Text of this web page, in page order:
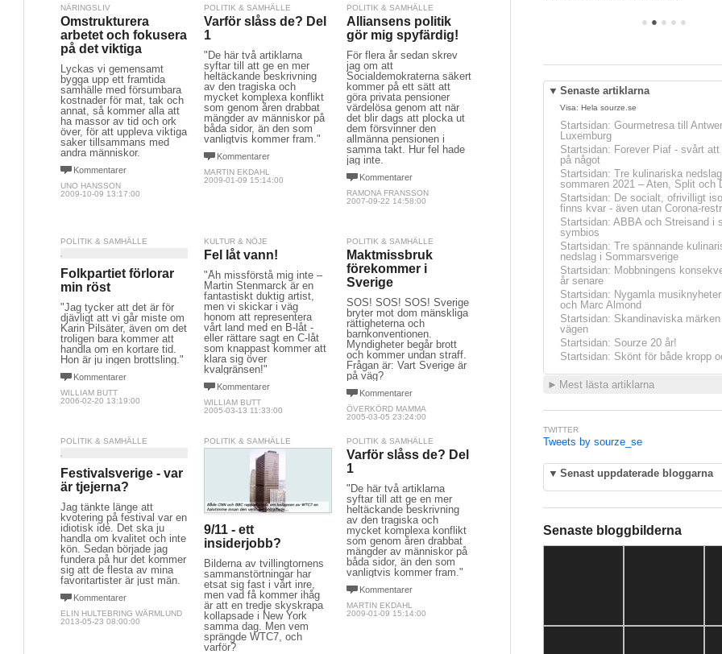
NÄRINGSLIV
Omstrukturera
arbetet och fokusera
på det viktiga
Lyckas vi gemensamt
bygga upp ett framtida
samhälle med försumbara
kostnader för mat, tak och
annat, så kommer alla att
ha massor av tid och ork
över, för att uppleva viktiga
saker tillsammans med
andra människor.
Kommentarer
UNO HANSSON
2009-10-09 13:17:00
POLITIK & SAMHÄLLE
Varför slåss de? Del
1
"De här två artiklarna
syftar till att ge en mer
heltäckande beskrivning
av den tragiska och
mycket komplexa konflikt
som genom åren drabbat
mängder av människor på
båda sidor, än den som
vanligtvis kommer fram."
Kommentarer
MARTIN EKDAHL
2009-01-09 15:14:00
POLITIK & SAMHÄLLE
Alliansens politik
gör mig spyfärdig!
För flera år sedan skrev
jag om att
Socialdemokraterna säkert
kommer på ett sätt att
göra privata pensioner
värdelösa genom att när
det blir dags att plocka ut
dem försvinner den
allmänna pensionen i
samma takt. Hur fel hade
jag inte.
Kommentarer
RAMONA FRANSSON
2007-09-22 14:58:00
POLITIK & SAMHÄLLE
Folkpartiet förlorar
min röst
"Jag tycker att det är för
djävligt att vi går miste om
Karin Pilsäter, även om det
troligen bara kommer att
handla om en kortare tid.
Hon är ju ingen brottsling."
Kommentarer
WILLIAM BUTT
2006-02-20 13:19:00
KULTUR & NÖJE
Fel låt vann!
"Åh missförstå mig inte –
Martin Stenmarck är en
fantastiskt duktig artist,
men vi skickar i väg
honom att representera
vårt land med en B-låt -
eller rättare sagt en C-låt
som knappast kommer att
klara sig över
kvalgränsen!"
Kommentarer
WILLIAM BUTT
2005-03-13 11:33:00
POLITIK & SAMHÄLLE
Maktmissbruk
förekommer i
Sverige
SOS! SOS! SOS! Sverige
bryter mot dom mänskliga
rättigheterna och
barnkonventionen.
Myndigheter begår brott
och kommer undan straff.
Frågan är: Vart Sverige är
på väg?
Kommentarer
ÖVERKÖRD MAMMA
2005-03-05 23:24:00
POLITIK & SAMHÄLLE
Festivalsverige - var
är tjejerna?
Jag tänkte länge att
kvotering på festival var en
idiotisk idé. Det ska ju
handla om kvalitet och inte
kön. Sedan började jag
fundera på hur det kommer
sig att de flesta av mina
favoritartister är just män.
Kommentarer
ELIN HULTEBRING WÄRMLUND
2013-05-23 08:00:00
POLITIK & SAMHÄLLE
9/11 - ett
insiderjobb?
Bilderna av tvillingtornens
sammanstörtningar har
etsat sig fast i vårt inre,
men vad få kommer ihåg
är att en tredje skyskrapa
kollapsade i New York
samma dag. Men vem
sprängde WTC7, och
varför?
POLITIK & SAMHÄLLE
Varför slåss de? Del
1
"De här två artiklarna
syftar till att ge en mer
heltäckande beskrivning
av den tragiska och
mycket komplexa konflikt
som genom åren drabbat
mängder av människor på
båda sidor, än den som
vanligtvis kommer fram."
Kommentarer
MARTIN EKDAHL
2009-01-09 15:14:00
● ● ● ● ●
▼ Senaste artiklarna
Visa: Hela sourze.se
Startsidan: Gourmetresa till
Luxemburg
Startsidan: Forever Piaf - svårt
på något
Startsidan: Tre kulinariska nedslag
sommaren 2021 – Aten, Split och
Startsidan: De socialt, ofrivilligt
finns kvar - även utan Corona-
Startsidan: ABBA och Streisand i
symbios
Startsidan: Tre spännande
nedslag i Sommarsverige
Startsidan: Mobbningens
år senare
Startsidan: Nygamla
och Marc Almond
Startsidan: Skandinaviska
vägen
Startsidan: Sourze 20 år!
Startsidan: Skönt för både kropp
► Mest lästa artiklarna
TWITTER
Tweets by sourze_se
▼ Senast uppdaterade bloggarna
Senaste bloggbilderna